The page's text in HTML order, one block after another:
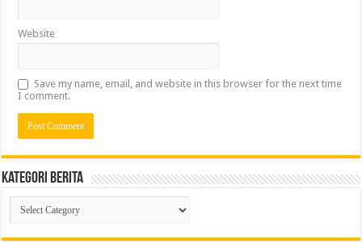
Website
Save my name, email, and website in this browser for the next time
I comment.
Kategori Berita
Kategori
Berita